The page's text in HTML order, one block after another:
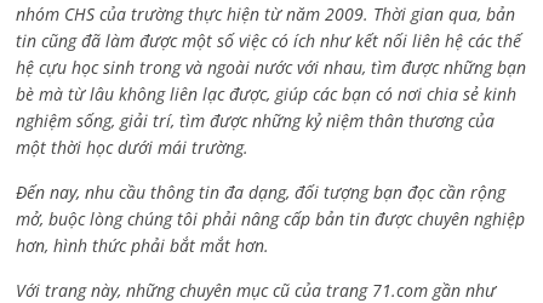
nhóm CHS của trường thực hiện từ năm 2009. Thời gian qua, bản
tin cũng đã làm được một số việc có ích như kết nối liên hệ các thế
hệ cựu học sinh trong và ngoài nước với nhau, tìm được những bạn
bè mà từ lâu không liên lạc được, giúp các bạn có nơi chia sẻ kinh
nghiệm sống, giải trí, tìm được những kỷ niệm thân thương của
một thời học dưới mái trường.
Đến nay, nhu cầu thông tin đa dạng, đối tượng bạn đọc cần rộng
mở, buộc lòng chúng tôi phải nâng cấp bản tin được chuyên nghiệp
hơn, hình thức phải bắt mắt hơn.
Với trang này, những chuyên mục cũ của trang 71.com gần như